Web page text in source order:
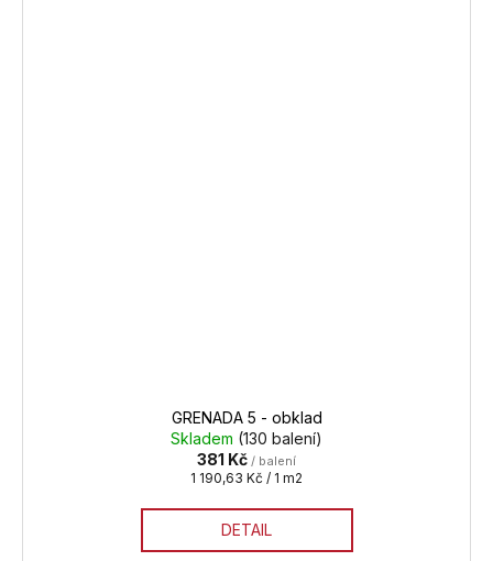
GRENADA 5 - obklad
Skladem (130 balení)
381 Kč / balení
Měrná
1 190,63 Kč / 1 m2
DETAIL